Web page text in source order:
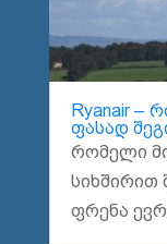
Ryanair –
ფასად
რომელი
სიხშირით
ფრენა